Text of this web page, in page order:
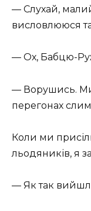
— Слухай,
висловлююся
— Ох, Бабцю-
— Ворушись. Ми
перегонах
Коли ми
льодяників, я
— Як так